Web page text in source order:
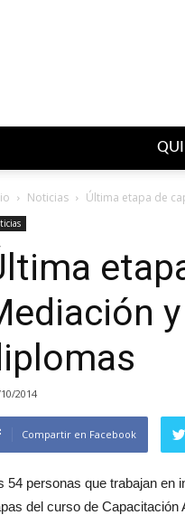
Noticias Última etapa de
2014
Compartir en Facebook
54 personas que trabajan en
del curso de